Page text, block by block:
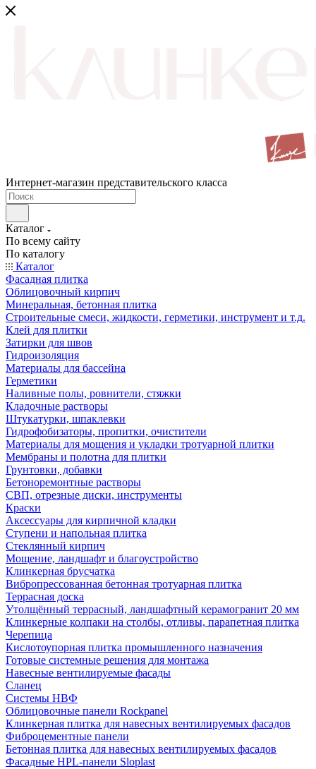
Интернет-магазин представительского класса
Каталог
По всему сайту
По каталогу
Каталог
Фасадная плитка
Облицовочный кирпич
Минеральная, бетонная плитка
Строительные смеси, жидкости, герметики, инструмент и т.д.
Клей для плитки
Затирки для швов
Гидроизоляция
Материалы для бассейна
Герметики
Наливные полы, ровнители, стяжки
Кладочные растворы
Штукатурки, шпаклевки
Гидрофобизаторы, пропитки, очистители
Материалы для мощения и укладки тротуарной плитки
Мембраны и полотна для плитки
Грунтовки, добавки
Бетоноремонтные растворы
СВП, отрезные диски, инструменты
Краски
Аксессуары для кирпичной кладки
Ступени и напольная плитка
Cтеклянный кирпич
Мощение, ландшафт и благоустройство
Клинкерная брусчатка
Вибропрессованная бетонная тротуарная плитка
Террасная доска
Утолщённый террасный, ландшафтный керамогранит 20 мм
Клинкерные колпаки на столбы, отливы, парапетная плитка
Черепица
Кислотоупорная плитка промышленного назначения
Готовые системные решения для монтажа
Навесные вентилируемые фасады
Сланец
Системы НВФ
Облицовочные панели Rockpanel
Клинкерная плитка для навесных вентилируемых фасадов
Фиброцементные панели
Бетонная плитка для навесных вентилируемых фасадов
Фасадные HPL-панели Sloplast